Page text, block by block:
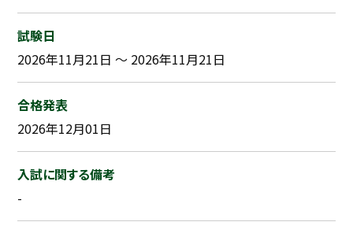
試験日
2026年11月21日 ～ 2026年11月21日
合格発表
2026年12月01日
入試に関する備考
-